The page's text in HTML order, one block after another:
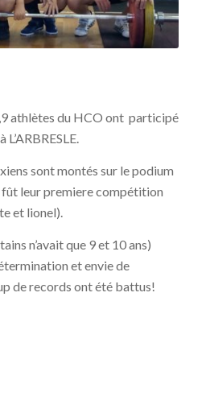
athlètes du HCO ont participé
sont montés sur le podium
fût leur premiere compétition
et lionel).
n’avait que 9 et 10 ans)
et envie de
de records ont été battus!